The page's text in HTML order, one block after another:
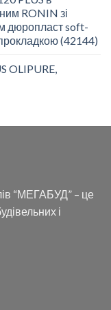
RONIN зі
дюропласт soft-
(42144)
OLIPURE,
“МЕГАБУД” – це
і